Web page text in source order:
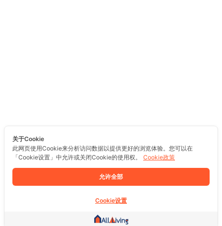
关于Cookie
此网页使用Cookie来分析访问数据以提供更好的浏览体验。您可以在
「Cookie设置」中允许或关闭Cookie的使用权。
Cookie政策
允许全部
Cookie设置